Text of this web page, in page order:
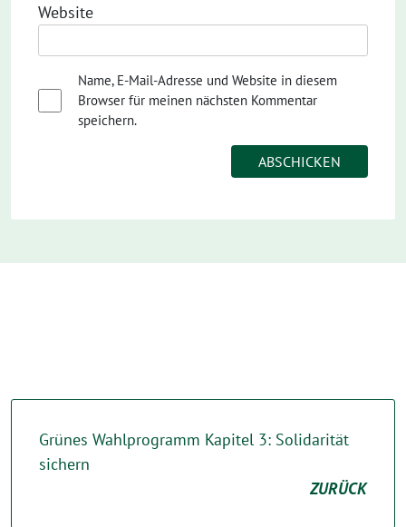
Website
Name, E-Mail-Adresse und Website in diesem
Browser für meinen nächsten Kommentar
speichern.
Grünes Wahlprogramm Kapitel 3: Solidarität
sichern
ZURÜCK